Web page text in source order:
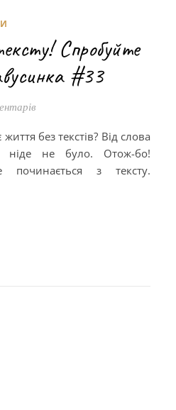
Спробуйте
#33
без текстів? Від слова
не було. Отож-бо!
з тексту.